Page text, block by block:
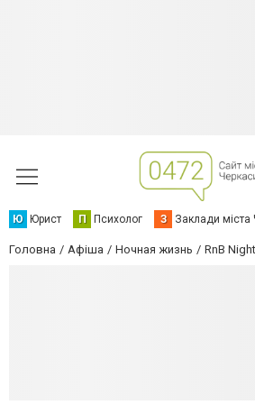
Ю Юрист П Психолог З Заклади міста
Головна Афіша Ночная жизнь RnB